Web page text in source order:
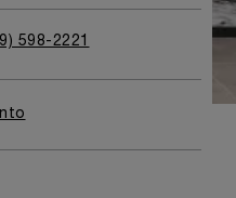
e di edizioni speciali
598-2221